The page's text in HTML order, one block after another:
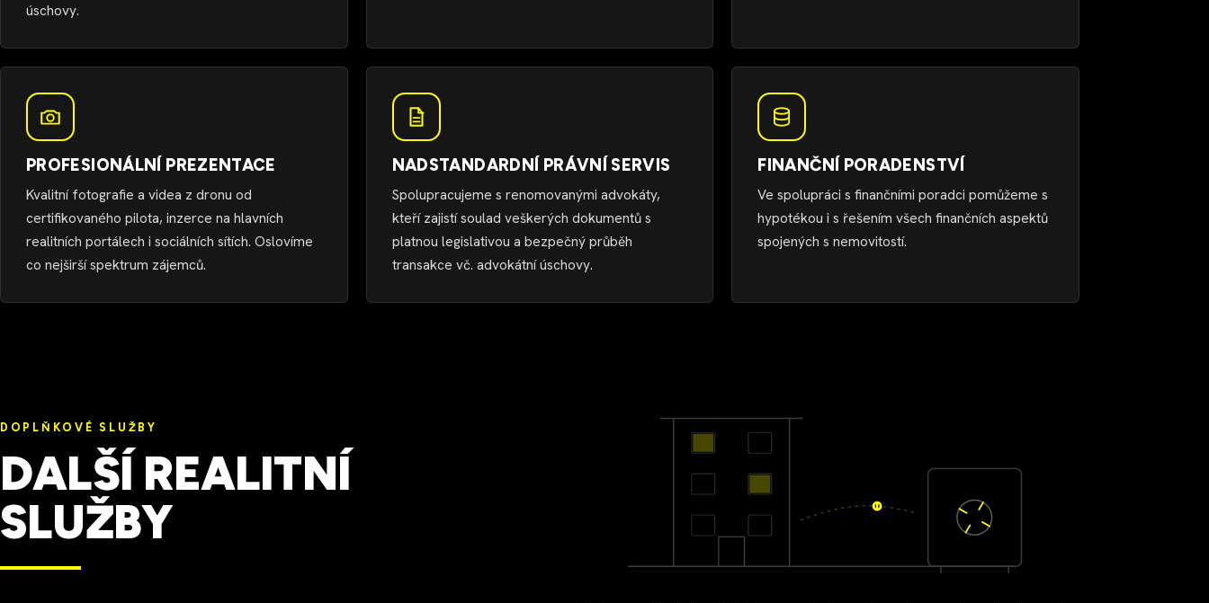
úschovy.
PROFESIONÁLNÍ PREZENTACE
Kvalitní fotografie a videa z dronu od
certifikovaného pilota, inzerce na hlavních
realitních portálech i sociálních sítích. Oslovíme
co nejširší spektrum zájemců.
NADSTANDARDNÍ PRÁVNÍ SERVIS
Spolupracujeme s renomovanými advokáty,
kteří zajistí soulad veškerých dokumentů s
platnou legislativou a bezpečný průběh
transakce vč. advokátní úschovy.
FINANČNÍ PORADENSTVÍ
Ve spolupráci s finančními poradci pomůžeme s
hypotékou i s řešením všech finančních aspektů
spojených s nemovitostí.
DOPLŇKOVÉ SLUŽBY
DALŠÍ REALITNÍ
SLUŽBY